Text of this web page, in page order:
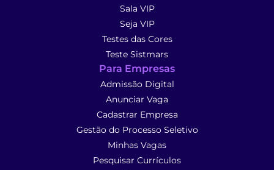
Sala VIP
Seja VIP
Testes das Cores
Teste Sistmars
Para Empresas
Admissão Digital
Anunciar Vaga
Cadastrar Empresa
Gestão do Processo Seletivo
Minhas Vagas
Pesquisar Currículos